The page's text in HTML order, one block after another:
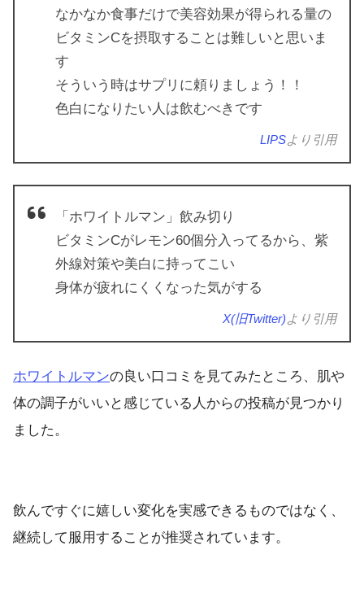
なかなか食事だけで美容効果が得られる量の
ビタミンCを摂取することは難しいと思いま
す
そういう時はサプリに頼りましょう！！
色白になりたい人は飲むべきです
LIPSより引用
「ホワイトルマン」飲み切り
ビタミンCがレモン60個分入ってるから、紫
外線対策や美白に持ってこい
身体が疲れにくくなった気がする
X(旧Twitter) より引用
ホワイトルマンの良い口コミを見てみたところ、肌や
体の調子がいいと感じている人からの投稿が見つかり
ました。
飲んですぐに嬉しい変化を実感できるものではなく、
継続して服用することが推奨されています。